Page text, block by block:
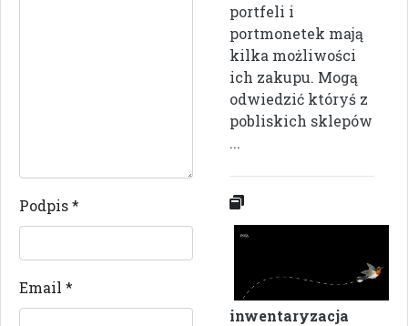
Podpis*
Email *
portfeli i
portmonetek mają
kilka możliwości
ich zakupu. Mogą
odwiedzić któryś z
pobliskich sklepów
...
inwentaryzacja